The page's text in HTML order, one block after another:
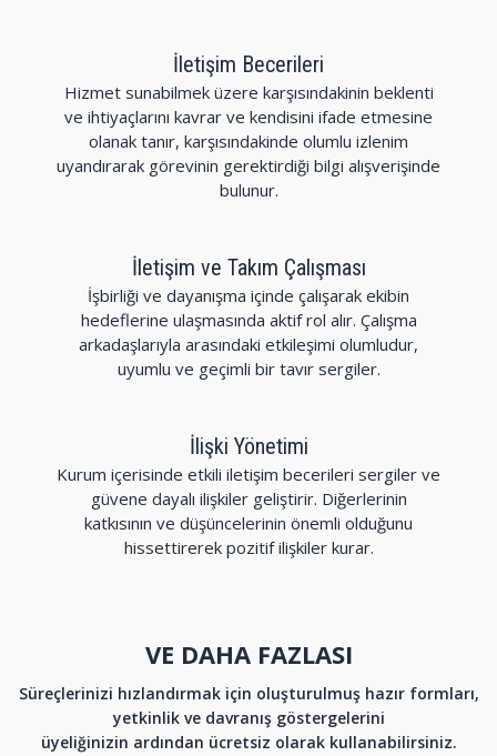
İletişim Becerileri
Hizmet sunabilmek üzere karşısındakinin beklenti
ve ihtiyaçlarını kavrar ve kendisini ifade etmesine
olanak tanır, karşısındakinde olumlu izlenim
uyandırarak görevinin gerektirdiği bilgi alışverişinde
bulunur.
İletişim ve Takım Çalışması
İşbirliği ve dayanışma içinde çalışarak ekibin
hedeflerine ulaşmasında aktif rol alır. Çalışma
arkadaşlarıyla arasındaki etkileşimi olumludur,
uyumlu ve geçimli bir tavır sergiler.
İlişki Yönetimi
Kurum içerisinde etkili iletişim becerileri sergiler ve
güvene dayalı ilişkiler geliştirir. Diğerlerinin
katkısının ve düşüncelerinin önemli olduğunu
hissettirerek pozitif ilişkiler kurar.
VE DAHA FAZLASI
Süreçlerinizi hızlandırmak için oluşturulmuş hazır formları,
yetkinlik ve davranış göstergelerini
üyeliğinizin ardından ücretsiz olarak kullanabilirsiniz.